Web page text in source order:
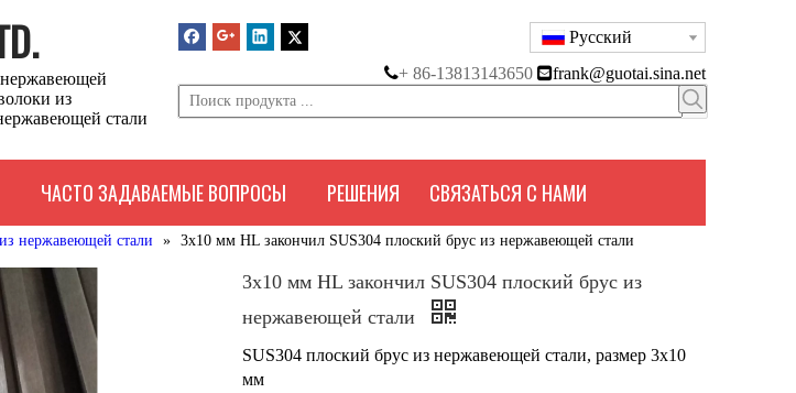
из
стали
Pусский
+ 86-13813143650 frank@guotai.sina.net
ЧАСТО ЗАДАВАЕМЫЕ ВОПРОСЫ РЕШЕНИЯ СВЯЗАТЬСЯ С НАМИ
нержавеющей стали » 3x10 мм HL закончил SUS304 плоский брус из нержавеющей стали
3x10 мм HL закончил SUS304 плоский брус из
нержавеющей стали
SUS304 плоский брус из нержавеющей стали, размер 3x10
мм